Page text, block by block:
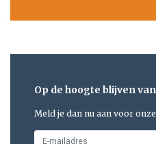
Op de hoogte blijven
Meld je dan nu aan voor